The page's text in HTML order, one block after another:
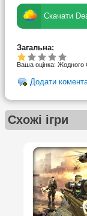
Скачати
Загальна:
Ваша оцінка: Жодного
Додати
Схожі ігри